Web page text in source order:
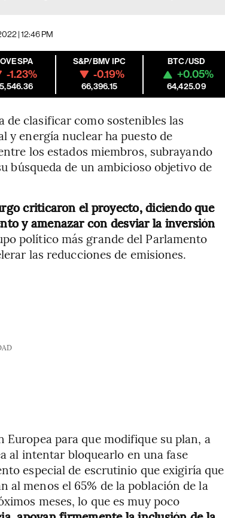
| 12:46 PM
-1.23%
S&P/BMV IPC
-0.19%
66,396.15
BTC/USD
+0.05%
64,425.09
clasificar como sostenibles las
y energía nuclear ha puesto de
los estados miembros, subrayando
búsqueda de un ambicioso objetivo de
criticaron el proyecto, diciendo que
y amenazar con desviar la inversión
político más grande del Parlamento
las reducciones de emisiones.
para que modifique su plan, a
al intentar bloquearlo en una fase
especial de escrutinio que exigiría que
al menos el 65% de la población de la
meses, lo que es muy poco